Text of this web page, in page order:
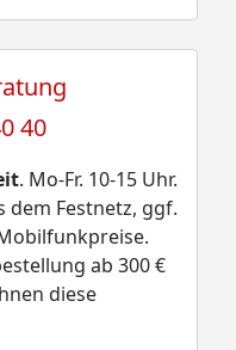
40
. Mo-Fr. 10-15 Uhr.
dem Festnetz, ggf.
ab 300 €
diese